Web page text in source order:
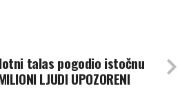
talas pogodio istočnu
LJUDI UPOZORENI